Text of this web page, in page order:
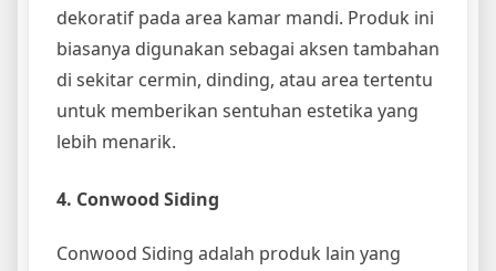
dekoratif pada area kamar mandi. Produk ini
biasanya digunakan sebagai aksen tambahan
di sekitar cermin, dinding, atau area tertentu
untuk memberikan sentuhan estetika yang
lebih menarik.
4. Conwood Siding
Conwood Siding adalah produk lain yang